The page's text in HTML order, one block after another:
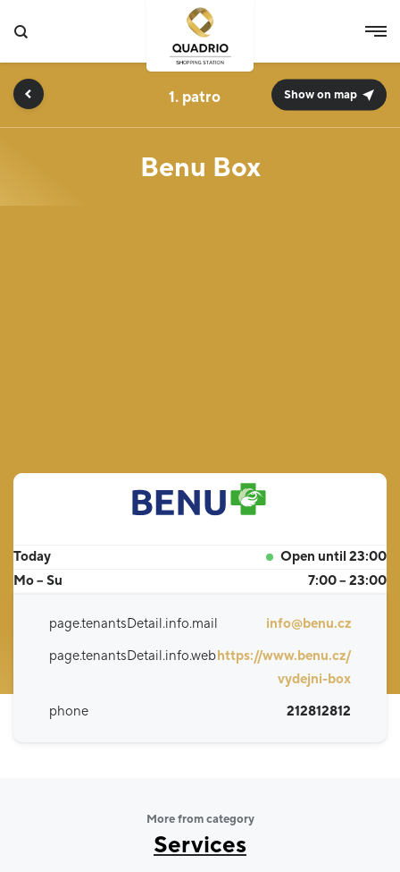
Benu Box
1. Show on map
Today
Open until 23:00
Mo – Su
7:00 – 23:00
page.tenantsDetail.info.mail
info@benu.cz
page.tenantsDetail.info.webhttps://www.benu.cz/
vydejni-box
phone
212812812
More from category
Services